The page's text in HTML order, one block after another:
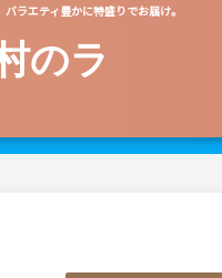
ラエティ豊かに特盛りでお届け。
のラ